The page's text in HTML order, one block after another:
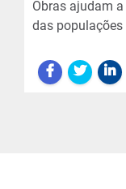
Obras ajudam
das